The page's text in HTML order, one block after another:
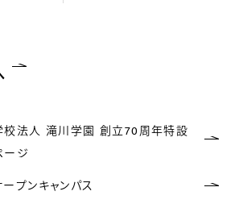
校法人 滝川学園 創立70周年特設
ージ
ープンキャンパス